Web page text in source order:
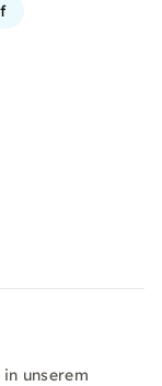
unserem